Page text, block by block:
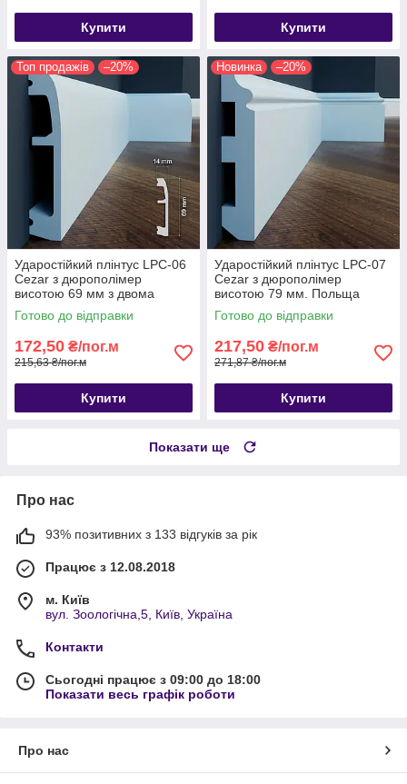
Купити Купити
Топ продажів –20%
Ударостійкий плінтус LPC-06
Cezar з дюрополімер
висотою 69 мм з двома
кабель каналами. Плінтус
цезар
Готово до відправки
172,50 ₴/пог.м
215,63 ₴/пог.м
Купити
Новинка –20%
Ударостійкий плінтус LPC-07
Cezar з дюрополімер
висотою 79 мм. Польща
Готово до відправки
217,50 ₴/пог.м
271,87 ₴/пог.м
Купити
Показати ще
Про нас
93% позитивних з 133 відгуків за рік
Працює з 12.08.2018
м. Київ
вул. Зоологічна,5, Київ, Україна
Контакти
Сьогодні працює з 09:00 до 18:00
Показати весь графік роботи
Про нас